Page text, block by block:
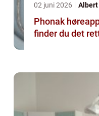
02 juni 2026 Albert
Phonak
finder du det